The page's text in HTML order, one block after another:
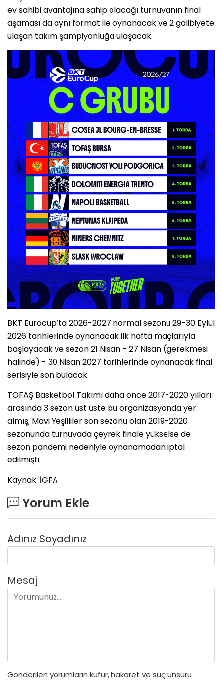
ev sahibi avantajına sahip olacağı turnuvanın final
aşaması da aynı format ile oynanacak ve 2 galibiyete
ulaşan takım şampiyonluğa ulaşacak.
BKT Eurocup’ta 2026-2027 normal sezonu 29-30 Eylül
2026 tarihlerinde oynanacak ilk hafta maçlarıyla
başlayacak ve sezon 21 Nisan - 27 Nisan (gerekmesi
halinde) - 30 Nisan 2027 tarihlerinde oynanacak final
serisiyle son bulacak.
TOFAŞ Basketbol Takımı daha önce 2017-2020 yılları
arasında 3 sezon üst üste bu organizasyonda yer
almış; Mavi Yeşilliler son sezonu olan 2019-2020
sezonunda turnuvada çeyrek finale yükselse de
sezon pandemi nedeniyle oynanamadan iptal
edilmişti.
Kaynak: İGFA
Yorum Ekle
Adınız Soyadınız
Mesaj
Gönderilen yorumların küfür, hakaret ve suç unsuru